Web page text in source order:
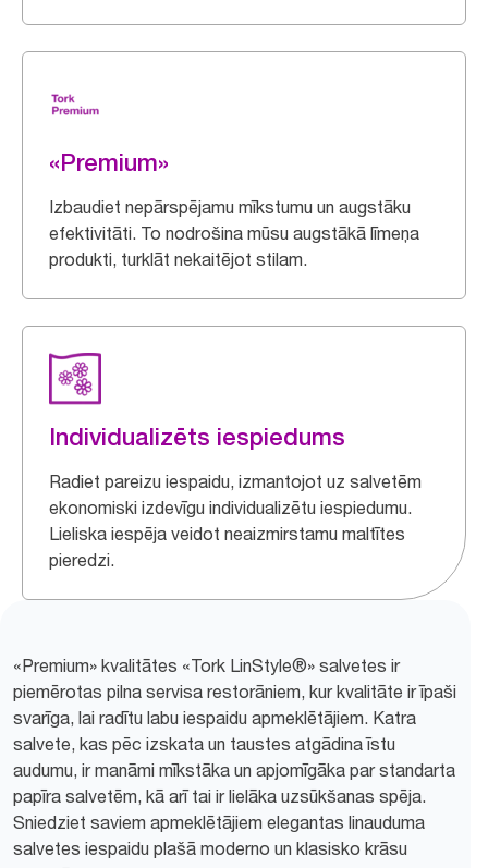
«Premium»
Izbaudiet nepārspējamu mīkstumu un augstāku
efektivitāti. To nodrošina mūsu augstākā līmeņa
produkti, turklāt nekaitējot stilam.
Individualizēts iespiedums
Radiet pareizu iespaidu, izmantojot uz salvetēm
ekonomiski izdevīgu individualizētu iespiedumu.
Lieliska iespēja veidot neaizmirstamu maltītes
pieredzi.
«Premium» kvalitātes «Tork LinStyle®» salvetes ir
piemērotas pilna servisa restorāniem, kur kvalitāte ir īpaši
svarīga, lai radītu labu iespaidu apmeklētājiem. Katra
salvete, kas pēc izskata un taustes atgādina īstu
audumu, ir manāmi mīkstāka un apjomīgāka par standarta
papīra salvetēm, kā arī tai ir lielāka uzsūkšanas spēja.
Sniedziet saviem apmeklētājiem elegantas linauduma
salvetes iespaidu plašā moderno un klasisko krāsu